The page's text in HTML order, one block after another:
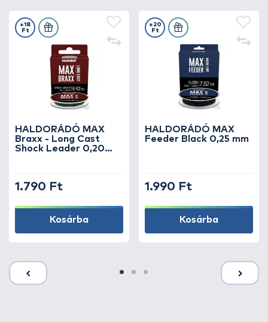
HALDORÁDÓ MAX
Braxx - Long Cast
Shock Leader 0,20
+18
Ft
1.790 Ft
Kosárba
HALDORÁDÓ MAX
Feeder Black 0,25 mm
+20
Ft
1.990 Ft
Kosárba